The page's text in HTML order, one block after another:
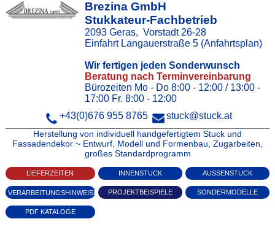
Brezina GmbH
Stukkateur-Fachbetrieb
2093 Geras, Vorstadt 26‑28
Einfahrt Langauerstraße 5 (Anfahrtsplan)
Wir fertigen jeden Sonderwunsch
Beratung nach Terminvereinbarung
Bürozeiten Mo - Do 8:00 - 12:00 / 13:00 -
17:00 Fr. 8:00 - 12:00
+43(0)676 955 8765
stuck@stuck.at
Herstellung von individuell handgefertigtem Stuck und
Fassadendekor ~ Entwurf, Modell und Formenbau, Zugarbeiten,
großes Standardprogramm
LIEFERZEITEN INNENSTUCK AUSSENSTUCK
VERARBEITUNGSHINWEISE PROJEKTBEISPIELE SONDERMODELLE
PDF KATALOGE